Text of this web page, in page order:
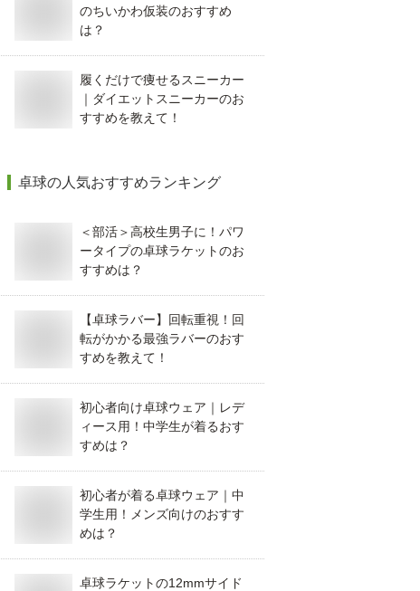
のちいかわ仮装のおすすめ
は？
履くだけで痩せるスニーカー
｜ダイエットスニーカーのお
すすめを教えて！
卓球の人気おすすめランキング
＜部活＞高校生男子に！パワ
ータイプの卓球ラケットのお
すすめは？
【卓球ラバー】回転重視！回
転がかかる最強ラバーのおす
すめを教えて！
初心者向け卓球ウェア｜レデ
ィース用！中学生が着るおす
すめは？
初心者が着る卓球ウェア｜中
学生用！メンズ向けのおすす
めは？
卓球ラケットの12mmサイド